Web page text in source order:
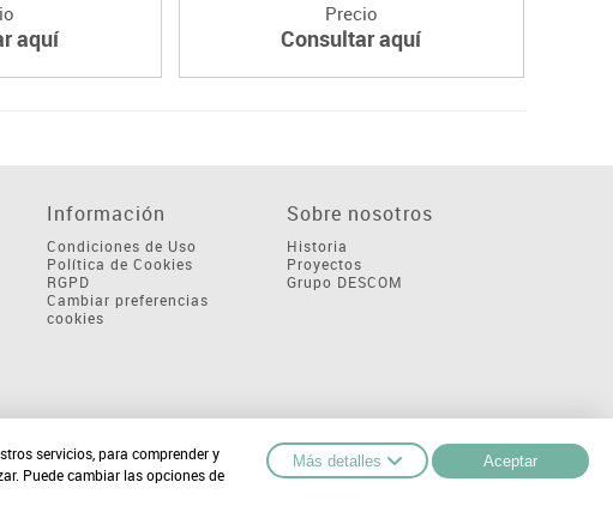
aquí
Precio
Consultar aquí
Información
Condiciones de Uso
Política de Cookies
RGPD
Cambiar preferencias
cookies
Sobre nosotros
Historia
Proyectos
Grupo DESCOM
servicios, para comprender y
Puede cambiar las opciones de
Más detalles Aceptar